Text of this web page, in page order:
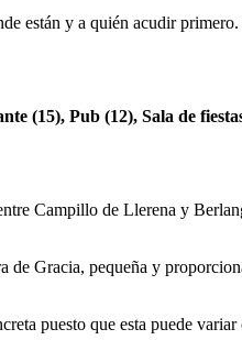
están y a quién acudir
(15), Pub (12), Sala de
Campillo de Llerena y
Gracia, pequeña y
puesto que esta puede